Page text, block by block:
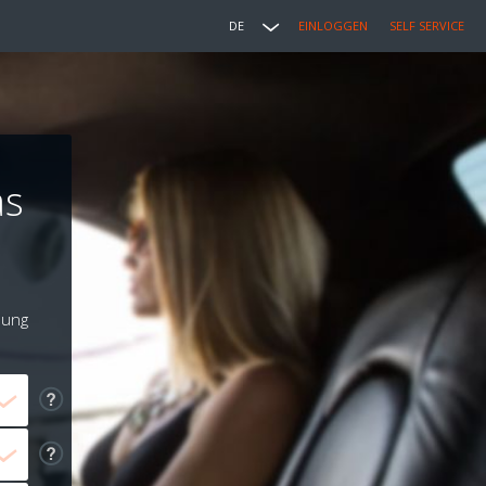
DE EINLOGGEN SELF SERVICE